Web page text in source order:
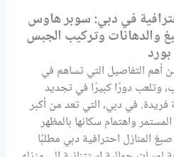
في دبي: سوبر هاوس
والدهانات وتركيب الجبس
بورد
أهم التفاصيل التي تساهم في
وتلعب دورًا كبيرًا في تجديد
في دبي، التي تعد من أكبر
واهتمام سكانها بالمظهر
المنازل احترافية دبي مطلبًا